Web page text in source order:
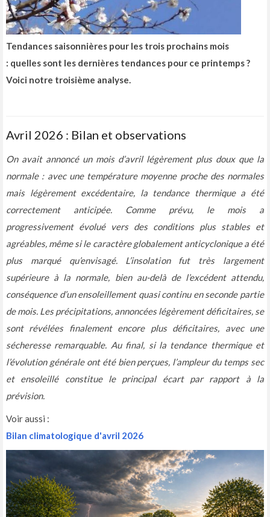
Tendances saisonnières pour les trois prochains mois
: quelles sont les dernières tendances pour ce printemps ?
Voici notre troisième analyse.
Avril 2026 : Bilan et observations
On avait annoncé un mois d’avril légèrement plus doux que la
normale : avec une température moyenne proche des normales
mais légèrement excédentaire, la tendance thermique a été
correctement anticipée. Comme prévu, le mois a
progressivement évolué vers des conditions plus stables et
agréables, même si le caractère globalement anticyclonique a été
plus marqué qu’envisagé. L’insolation fut très largement
supérieure à la normale, bien au-delà de l’excédent attendu,
conséquence d’un ensoleillement quasi continu en seconde partie
de mois. Les précipitations, annoncées légèrement déficitaires, se
sont révélées finalement encore plus déficitaires, avec une
sécheresse remarquable. Au final, si la tendance thermique et
l’évolution générale ont été bien perçues, l’ampleur du temps sec
et ensoleillé constitue le principal écart par rapport à la
prévision.
Voir aussi :
Bilan climatologique d'avril 2026